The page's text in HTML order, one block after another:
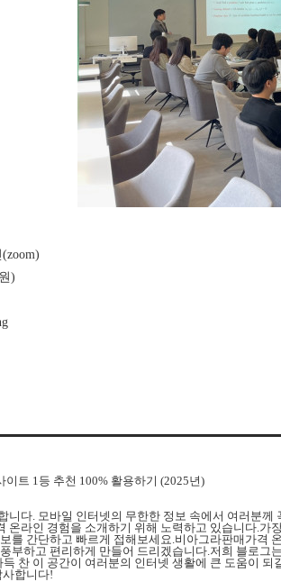
)
트 1등 추천 100% 활용하기 (2025년)
니다. 모바일 인터넷의 무한한 정보 속에서 여러분
온라인 경험을 소개하기 위해 노력하고 있습니다.
를 간단하고 빠르게 접해보세요.비아그라판매가
부하고 편리하게 만들어 드리겠습니다.저희 블로
찬 이 공간이 여러분의 인터넷 생활에 큰 도움이
사합니다!